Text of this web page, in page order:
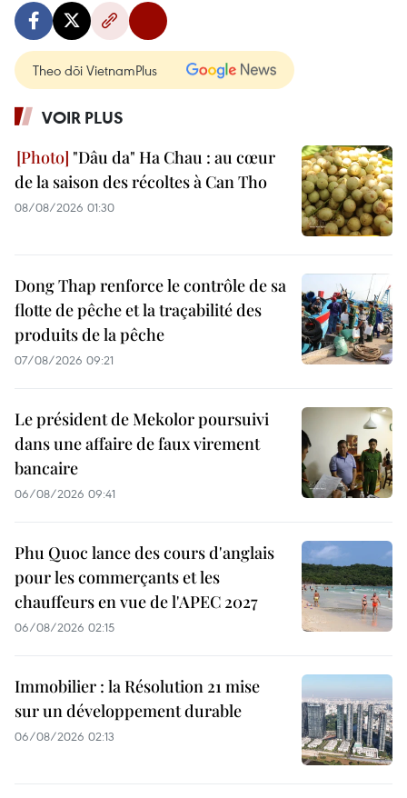
Theo dõi VietnamPlus
VOIR PLUS
"Dâu da" Ha Chau : au cœur
de la saison des récoltes à Can Tho
08/08/2026 01:30
Dong Thap renforce le contrôle de sa
flotte de pêche et la traçabilité des
produits de la pêche
07/08/2026 09:21
Le président de Mekolor poursuivi
dans une affaire de faux virement
bancaire
06/08/2026 09:41
Phu Quoc lance des cours d'anglais
pour les commerçants et les
chauffeurs en vue de l'APEC 2027
06/08/2026 02:15
Immobilier : la Résolution 21 mise
sur un développement durable
06/08/2026 02:13